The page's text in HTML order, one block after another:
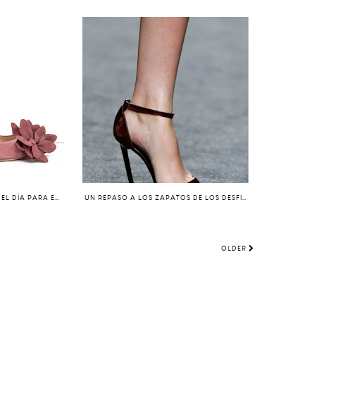
17 DE ENERO: EL ZAPATO DEL DÍA PARA ELLOS Y PARA NOSOTRAS UN REPASO A LOS ZAPATOS DE LOS DESFILES DE MADRID FASHION WEEK MADRID PARA OTOÑO. PARTE II.
OLDER